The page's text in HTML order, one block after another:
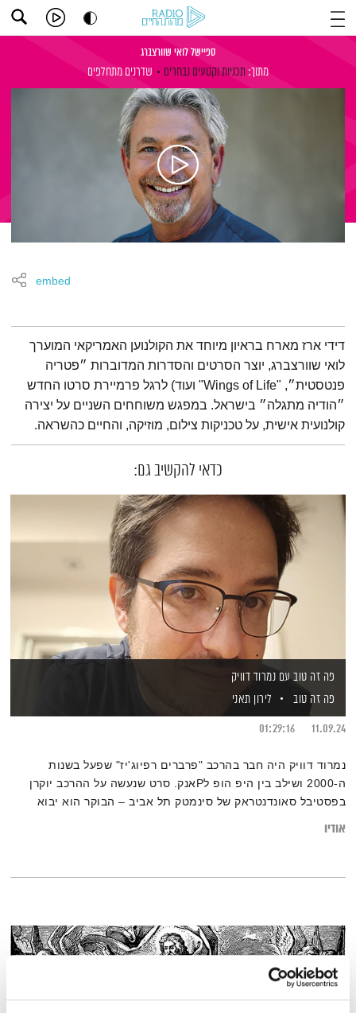
ספיישל לואי שוורצברג
מתוך: תכניות וקטעים נבחרים שדרנים מתחלפים
embed
תמצית הפודקאסט
דידי ארז מארח בראיון מיוחד את הקולנוען האמריקאי המוערך
לואי שוורצברג, יוצר הסרטים והסדרות המדוברות ״פטריה
פנטסטית״, "Wings of Life" ועוד) לרגל פרמיירת סרטו החדש
״הודיה מתגלה״ בישראל. במפגש משוחחים השניים על יצירה
קולנועית אישית, על טכניקות צילום, מוזיקה, והחיים כהשראה.
כדאי להקשיב גם:
פה זה טוב עם נמרוד דוויק
פה זה טוב
לירון תאני
11.09.24
01:29:16
נמרוד דוויק היה חבר בהרכב "פרברים רפיוג'יז" שפעל בשנות
ה-2000 ושילב בין היפ הופ לPאנק. סרט שנעשה על ההרכב יוקרן
בפסטיבל סאונדנטראק של סינמטק תל אביב – הבוקר הוא יבוא
אודיו